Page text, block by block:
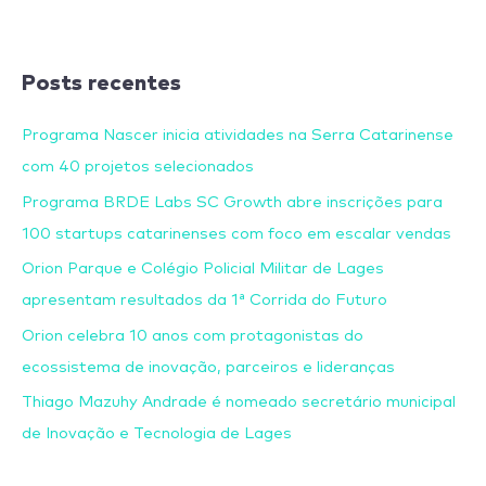
Posts recentes
Programa Nascer inicia atividades na Serra Catarinense
com 40 projetos selecionados
Programa BRDE Labs SC Growth abre inscrições para
100 startups catarinenses com foco em escalar vendas
Orion Parque e Colégio Policial Militar de Lages
apresentam resultados da 1ª Corrida do Futuro
Orion celebra 10 anos com protagonistas do
ecossistema de inovação, parceiros e lideranças
Thiago Mazuhy Andrade é nomeado secretário municipal
de Inovação e Tecnologia de Lages